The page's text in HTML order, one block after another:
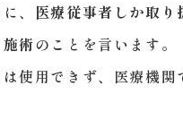
、 医療従事者しか取
術 のことを言います。
使用できず、医療機関